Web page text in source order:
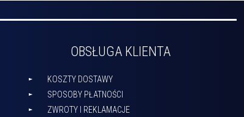
OBSŁUGA KLIENTA
KOSZTY DOSTAWY
SPOSOBY PŁATNOŚCI
ZWROTY I REKLAMACJE